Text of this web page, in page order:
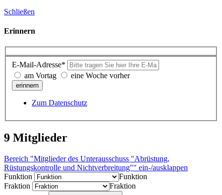
Schließen
Erinnern
E-Mail-Adresse*
am Vortag
eine Woche vorher
erinnern
Zum Datenschutz
9 Mitglieder
Bereich "Mitglieder des Unterausschuss "Abrüstung,
Rüstungskontrolle und Nichtverbreitung"" ein-/ausklappen
Funktion
Funktion
Fraktion
Fraktion